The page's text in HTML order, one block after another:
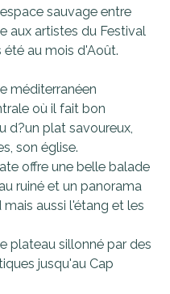
sauvage entre
aux artistes du Festival
au mois d'Août.
méditerranéen
où il fait bon
d?un plat savoureux,
son église.
offre une belle balade
ruiné et un panorama
aussi l'étang et les
plateau sillonné par des
jusqu'au Cap